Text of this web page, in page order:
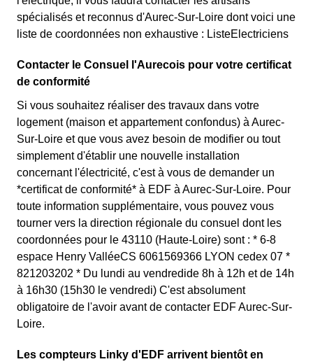
spécialisés et reconnus d'Aurec-Sur-Loire dont voici une
liste de coordonnées non exhaustive : ListeElectriciens
Contacter le Consuel l'Aurecois pour votre certificat
de conformité
Si vous souhaitez réaliser des travaux dans votre
logement (maison et appartement confondus) à Aurec-
Sur-Loire et que vous avez besoin de modifier ou tout
simplement d'établir une nouvelle installation
concernant l'électricité, c'est à vous de demander un
*certificat de conformité* à EDF à Aurec-Sur-Loire. Pour
toute information supplémentaire, vous pouvez vous
tourner vers la direction régionale du consuel dont les
coordonnées pour le 43110 (Haute-Loire) sont : * 6-8
espace Henry ValléeCS 6061569366 LYON cedex 07 *
821203202 * Du lundi au vendredide 8h à 12h et de 14h
à 16h30 (15h30 le vendredi) C'est absolument
obligatoire de l'avoir avant de contacter EDF Aurec-Sur-
Loire.
Les compteurs Linky d'EDF arrivent bientôt en